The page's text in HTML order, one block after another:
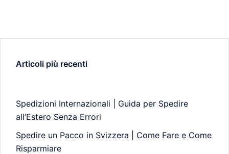
Articoli più recenti
Spedizioni Internazionali | Guida per Spedire
all’Estero Senza Errori
Spedire un Pacco in Svizzera | Come Fare e Come
Risparmiare